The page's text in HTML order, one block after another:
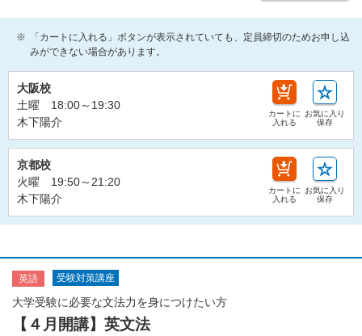
「カートに入れる」ボタンが表示されていても、定員締切のためお申し込
みができない場合があります。
大阪校
土曜 18:00～19:30
木下陽介
カートに
入れる
お気に入り
保存
京都校
火曜 19:50～21:20
木下陽介
カートに
入れる
お気に入り
保存
英語 受験対策講座
大学受験に必要な文法力を身につけたい方
【４月開講】英文法